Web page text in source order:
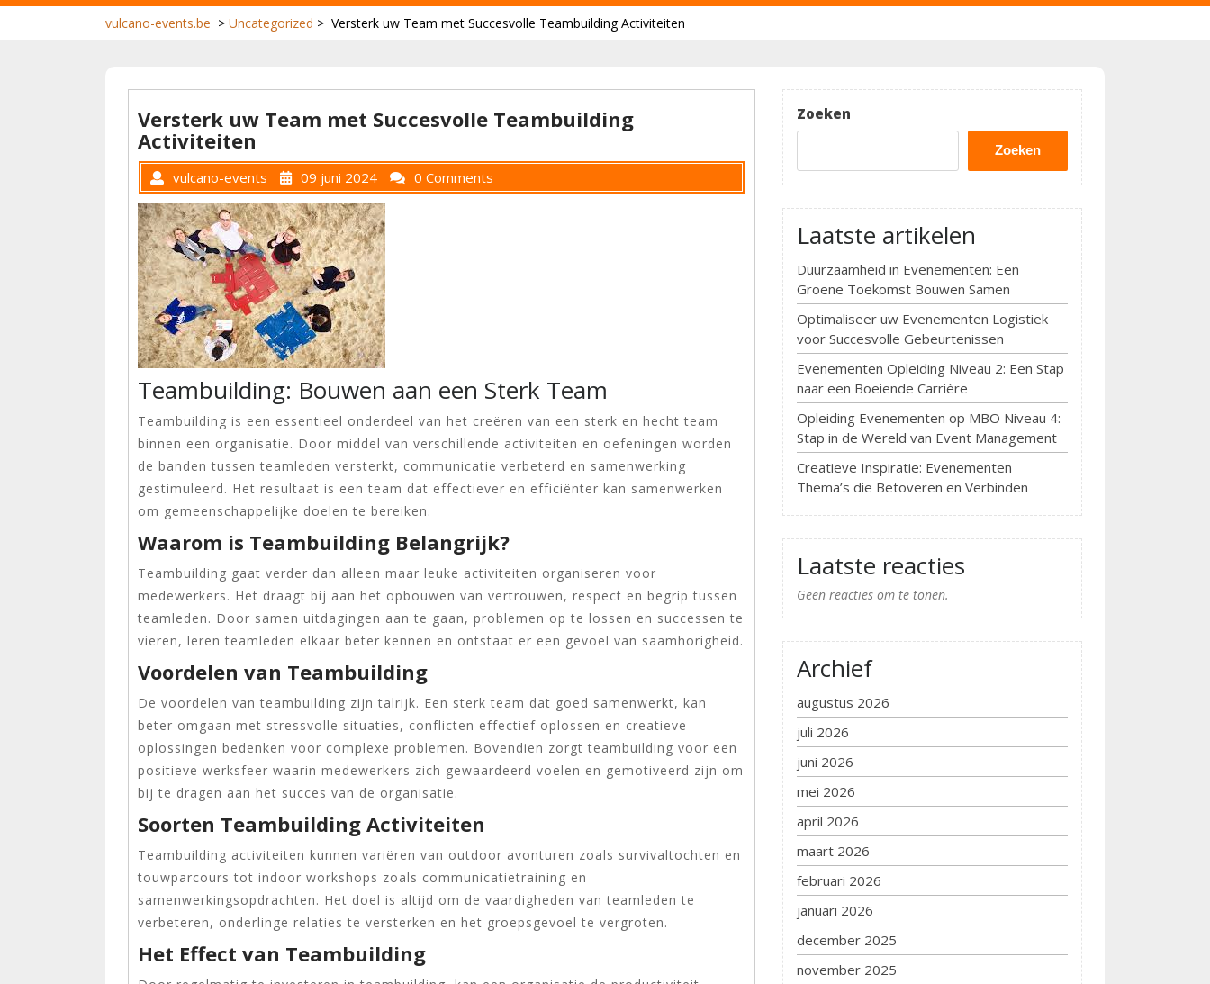
vulcano-events.be > Uncategorized > Versterk uw Team met Succesvolle Teambuilding Activiteiten
Versterk uw Team met Succesvolle Teambuilding
Activiteiten
vulcano-events 09 juni 2024 0 Comments
Teambuilding: Bouwen aan een Sterk Team
Teambuilding is een essentieel onderdeel van het creëren van een sterk en hecht team
binnen een organisatie. Door middel van verschillende activiteiten en oefeningen worden
de banden tussen teamleden versterkt, communicatie verbeterd en samenwerking
gestimuleerd. Het resultaat is een team dat effectiever en efficiënter kan samenwerken
om gemeenschappelijke doelen te bereiken.
Waarom is Teambuilding Belangrijk?
Teambuilding gaat verder dan alleen maar leuke activiteiten organiseren voor
medewerkers. Het draagt bij aan het opbouwen van vertrouwen, respect en begrip tussen
teamleden. Door samen uitdagingen aan te gaan, problemen op te lossen en successen te
vieren, leren teamleden elkaar beter kennen en ontstaat er een gevoel van saamhorigheid.
Voordelen van Teambuilding
De voordelen van teambuilding zijn talrijk. Een sterk team dat goed samenwerkt, kan
beter omgaan met stressvolle situaties, conflicten effectief oplossen en creatieve
oplossingen bedenken voor complexe problemen. Bovendien zorgt teambuilding voor een
positieve werksfeer waarin medewerkers zich gewaardeerd voelen en gemotiveerd zijn om
bij te dragen aan het succes van de organisatie.
Soorten Teambuilding Activiteiten
Teambuilding activiteiten kunnen variëren van outdoor avonturen zoals survivaltochten en
touwparcours tot indoor workshops zoals communicatietraining en
samenwerkingsopdrachten. Het doel is altijd om de vaardigheden van teamleden te
verbeteren, onderlinge relaties te versterken en het groepsgevoel te vergroten.
Het Effect van Teambuilding
Zoeken
Zoeken
Laatste artikelen
Duurzaamheid in Evenementen: Een
Groene Toekomst Bouwen Samen
Optimaliseer uw Evenementen Logistiek
voor Succesvolle Gebeurtenissen
Evenementen Opleiding Niveau 2: Een Stap
naar een Boeiende Carrière
Opleiding Evenementen op MBO Niveau 4:
Stap in de Wereld van Event Management
Creatieve Inspiratie: Evenementen
Thema’s die Betoveren en Verbinden
Laatste reacties
Geen reacties om te tonen.
Archief
augustus 2026
juli 2026
juni 2026
mei 2026
april 2026
maart 2026
februari 2026
januari 2026
december 2025
november 2025